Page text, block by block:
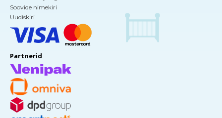
Soovide nimekiri
Uudiskiri
Partnerid